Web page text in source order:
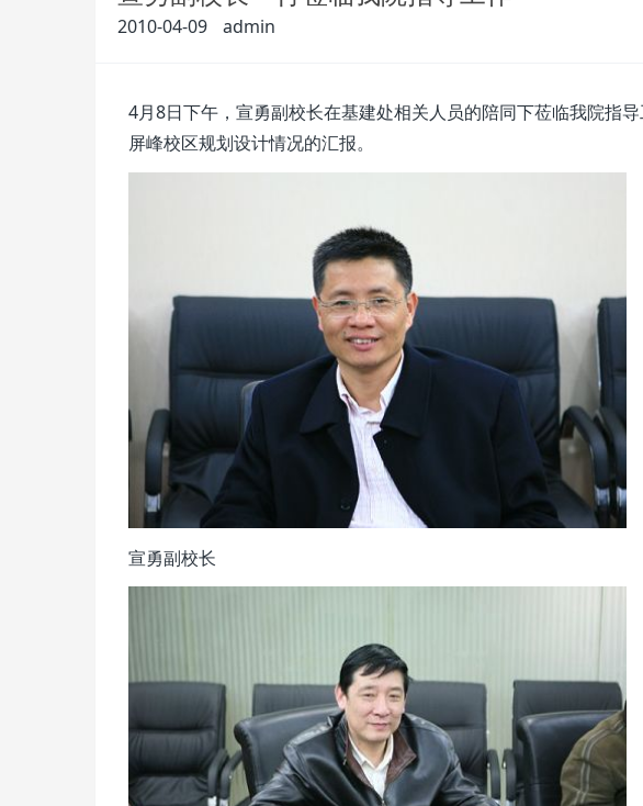
2010-04-09 admin
4月8日下午，宣勇副校长在基建处相关人员的陪同下莅临我院指
屏峰校区规划设计情况的汇报。
宣勇副校长